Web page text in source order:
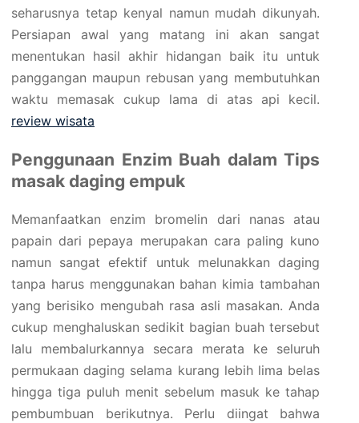
seharusnya tetap kenyal namun mudah dikunyah.
Persiapan awal yang matang ini akan sangat
menentukan hasil akhir hidangan baik itu untuk
panggangan maupun rebusan yang membutuhkan
waktu memasak cukup lama di atas api kecil.
review wisata
Penggunaan Enzim Buah dalam Tips
masak daging empuk
Memanfaatkan enzim bromelin dari nanas atau
papain dari pepaya merupakan cara paling kuno
namun sangat efektif untuk melunakkan daging
tanpa harus menggunakan bahan kimia tambahan
yang berisiko mengubah rasa asli masakan. Anda
cukup menghaluskan sedikit bagian buah tersebut
lalu membalurkannya secara merata ke seluruh
permukaan daging selama kurang lebih lima belas
hingga tiga puluh menit sebelum masuk ke tahap
pembumbuan berikutnya. Perlu diingat bahwa